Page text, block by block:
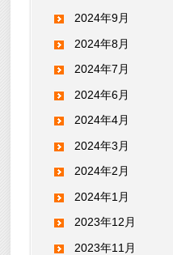
2024年9月
2024年8月
2024年7月
2024年6月
2024年4月
2024年3月
2024年2月
2024年1月
2023年12月
2023年11月